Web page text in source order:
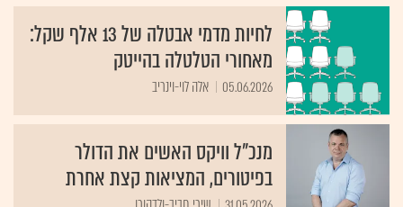
לחיות מדמי אבטלה של 13 אלף שקל:
מאחורי הטלטלה בהייטק
05.06.2026 אלה לוי-וינריב
מנכ"ל וויקס האשים את הדולר
בפיטורים, המציאות קצת אחרת
31.05.2026 שירי חביב-ולדהורן